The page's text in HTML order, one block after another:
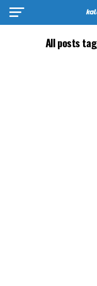
All posts